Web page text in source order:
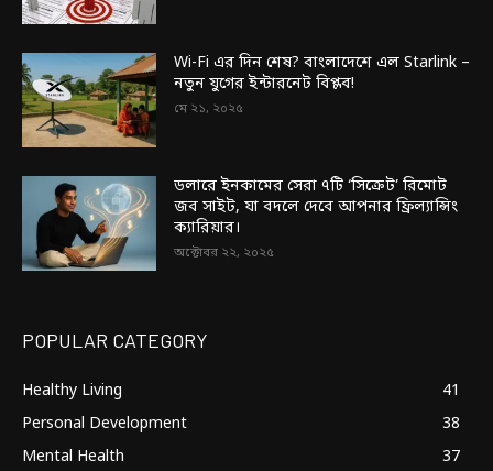
Wi-Fi এর দিন শেষ? বাংলাদেশে এল Starlink –
নতুন যুগের ইন্টারনেট বিপ্লব!
মে ২১, ২০২৫
ডলারে ইনকামের সেরা ৭টি ‘সিক্রেট’ রিমোট
জব সাইট, যা বদলে দেবে আপনার ফ্রিল্যান্সিং
ক্যারিয়ার।
অক্টোবর ২২, ২০২৫
POPULAR CATEGORY
Healthy Living
41
Personal Development
38
Mental Health
37